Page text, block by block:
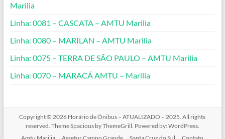
Marilia
Linha: 0081 – CASCATA – AMTU Marilia
Linha: 0080 – MARILAN – AMTU Marilia
Linha: 0075 – TERRA DE SÃO PAULO – AMTU Marilia
Linha: 0070 – MARACÁ AMTU – Marilia
Copyright © 2026 Horário de Ônibus – ATUALIZADO – 2025. All rights
reserved. ThemeSpaciousby ThemeGrill. Powered by: WordPress.